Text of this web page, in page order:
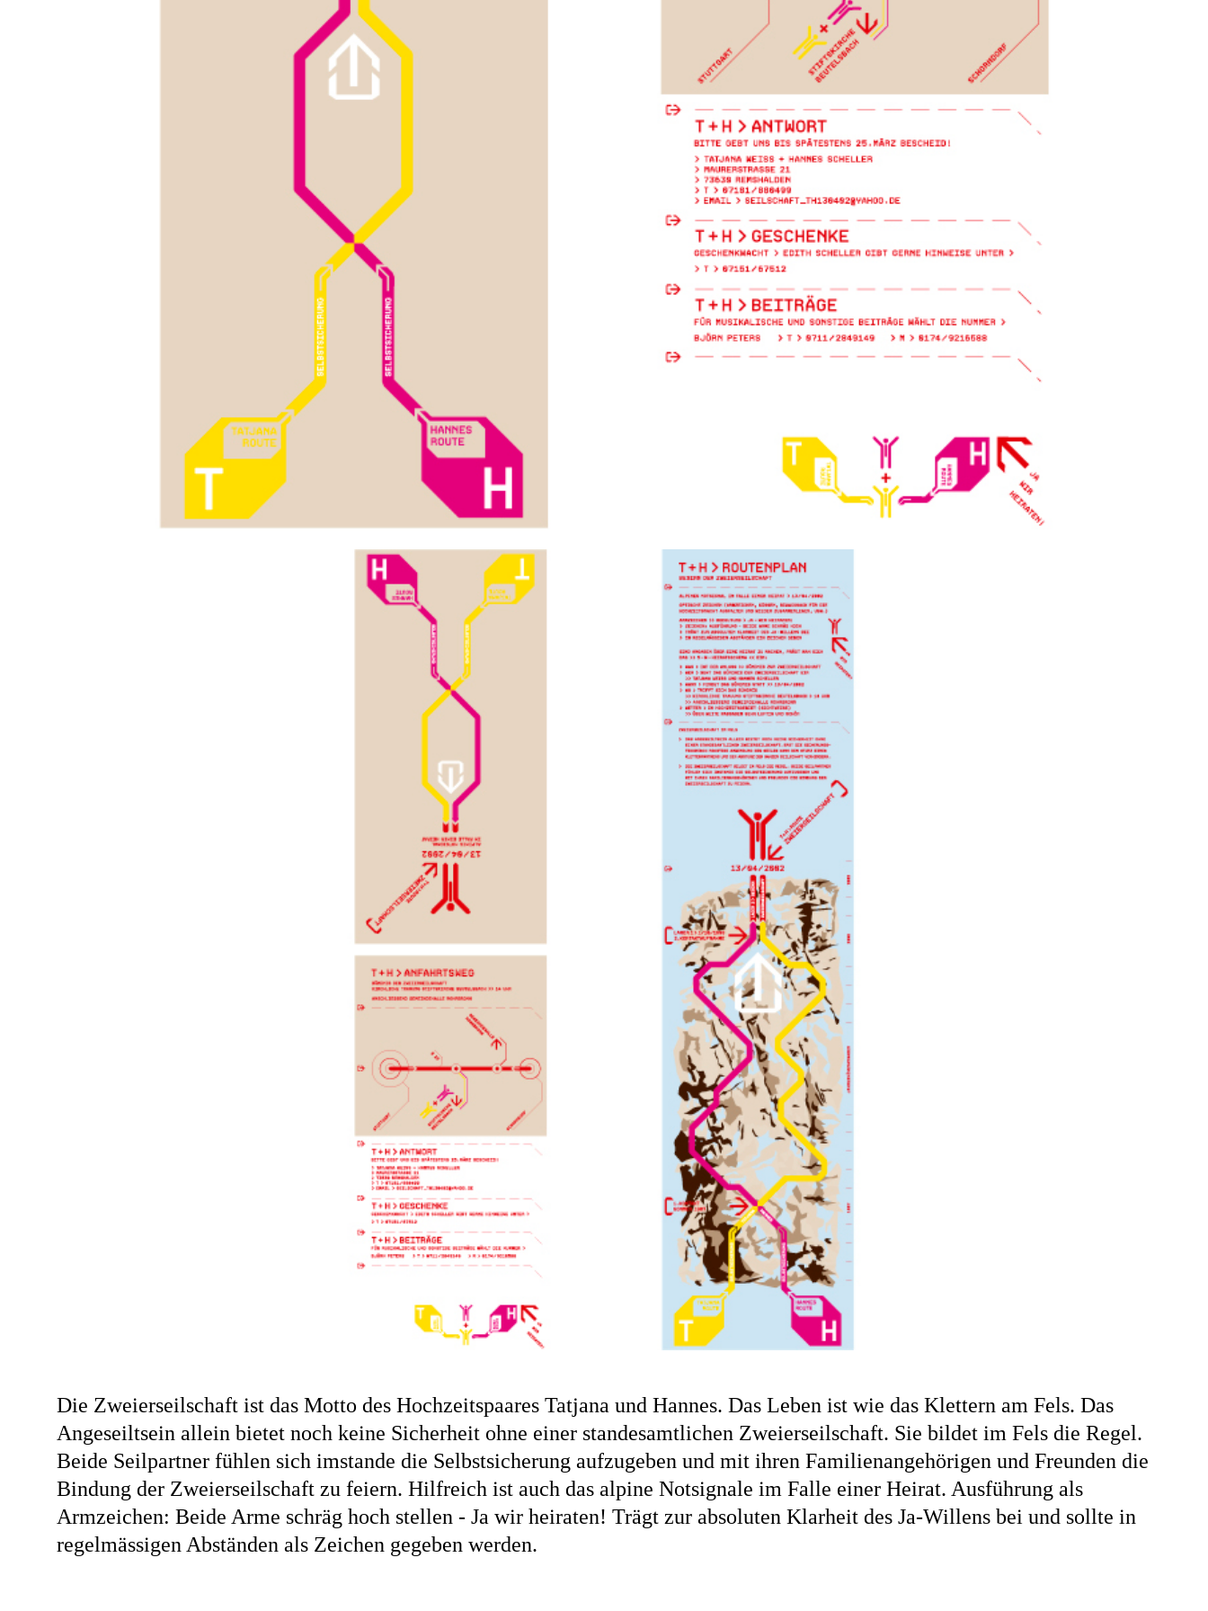
Die Zweierseilschaft ist das Motto des Hochzeitspaares Tatjana und Hannes. Das Leben ist wie das Klettern am Fels. Das
Angeseiltsein allein bietet noch keine Sicherheit ohne einer standesamtlichen Zweierseilschaft. Sie bildet im Fels die Regel.
Beide Seilpartner fühlen sich imstande die Selbstsicherung aufzugeben und mit ihren Familienangehörigen und Freunden die
Bindung der Zweierseilschaft zu feiern. Hilfreich ist auch das alpine Notsignale im Falle einer Heirat. Ausführung als
Armzeichen: Beide Arme schräg hoch stellen - Ja wir heiraten! Trägt zur absoluten Klarheit des Ja-Willens bei und sollte in
regelmässigen Abständen als Zeichen gegeben werden.